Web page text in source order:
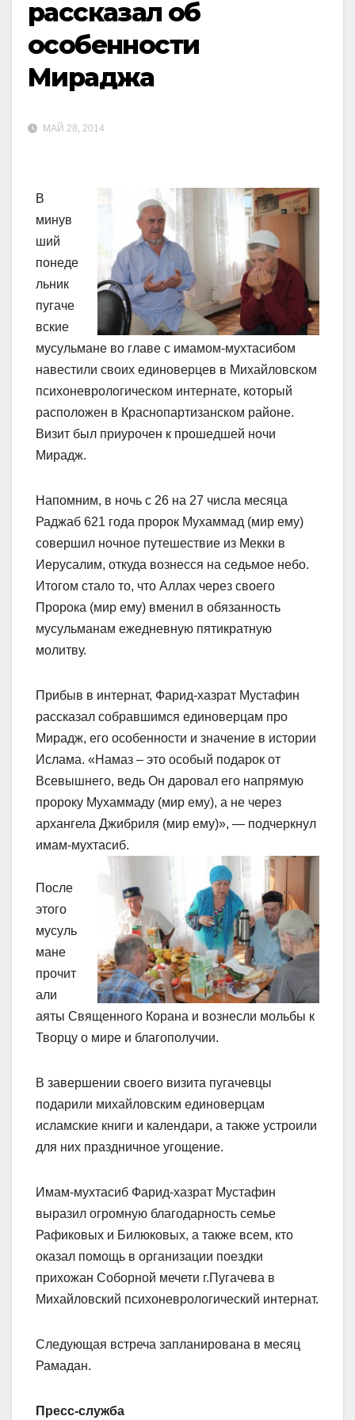
рассказал об
особенности
Мираджа
МАЙ 28, 2014
В
минув
ший
понеде
льник
пугаче
вские
мусульмане во главе с имамом-мухтасибом
навестили своих единоверцев в Михайловском
психоневрологическом интернате, который
расположен в Краснопартизанском районе.
Визит был приурочен к прошедшей ночи
Мирадж.
Напомним, в ночь с 26 на 27 числа месяца
Раджаб 621 года пророк Мухаммад (мир ему)
совершил ночное путешествие из Мекки в
Иерусалим, откуда вознесся на седьмое небо.
Итогом стало то, что Аллах через своего
Пророка (мир ему) вменил в обязанность
мусульманам ежедневную пятикратную
молитву.
Прибыв в интернат, Фарид-хазрат Мустафин
рассказал собравшимся единоверцам про
Мирадж, его особенности и значение в истории
Ислама. «Намаз – это особый подарок от
Всевышнего, ведь Он даровал его напрямую
пророку Мухаммаду (мир ему), а не через
архангела Джибриля (мир ему)», — подчеркнул
имам-мухтасиб.
После
этого
мусуль
мане
прочит
али
аяты Священного Корана и вознесли мольбы к
Творцу о мире и благополучии.
В завершении своего визита пугачевцы
подарили михайловским единоверцам
исламские книги и календари, а также устроили
для них праздничное угощение.
Имам-мухтасиб Фарид-хазрат Мустафин
выразил огромную благодарность семье
Рафиковых и Билюковых, а также всем, кто
оказал помощь в организации поездки
прихожан Соборной мечети г.Пугачева в
Михайловский психоневрологический интернат.
Следующая встреча запланирована в месяц
Рамадан.
Пресс-служба